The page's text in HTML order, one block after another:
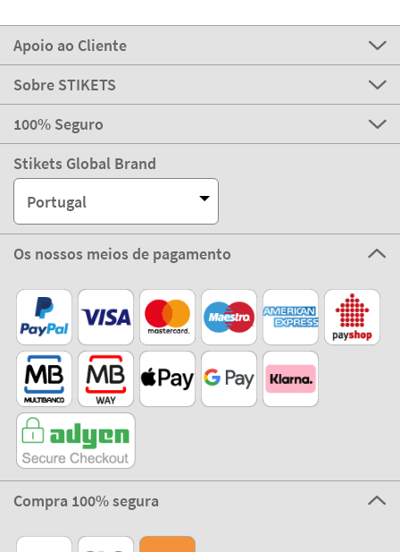
Apoio ao Cliente
Sobre STIKETS
100% Seguro
Stikets Global Brand
Portugal
Os nossos meios de pagamento
Compra 100% segura